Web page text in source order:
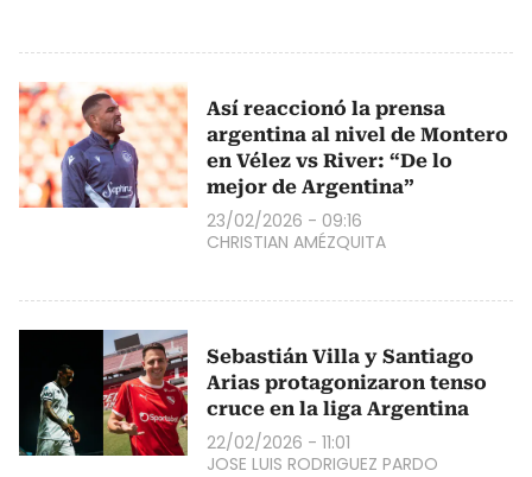
Así reaccionó la prensa
argentina al nivel de Montero
en Vélez vs River: “De lo
mejor de Argentina”
23/02/2026 - 09:16
CHRISTIAN AMÉZQUITA
Sebastián Villa y Santiago
Arias protagonizaron tenso
cruce en la liga Argentina
22/02/2026 - 11:01
JOSE LUIS RODRIGUEZ PARDO